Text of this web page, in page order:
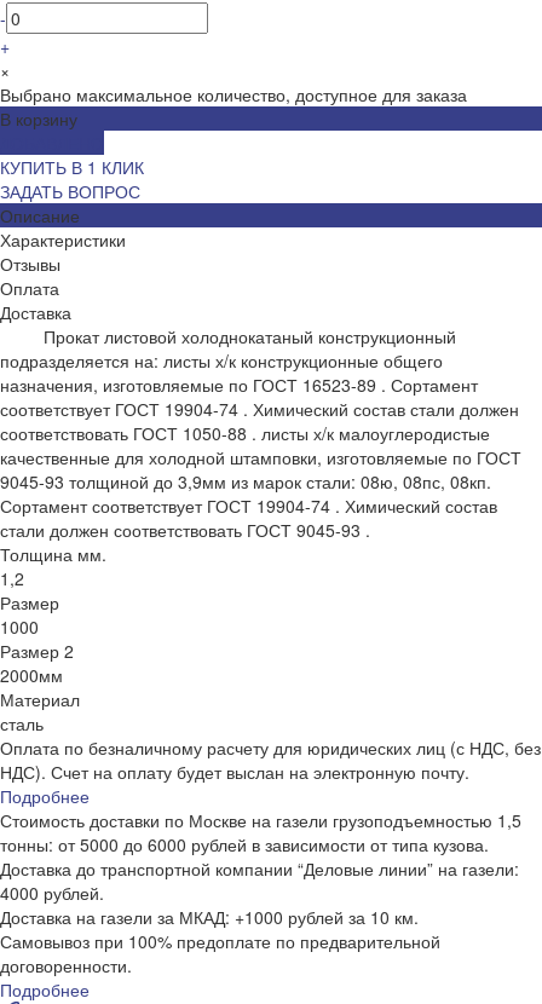
-
+
×
Выбрано максимальное количество, доступное для заказа
В корзину
КУПИТЬ В 1 КЛИК
ЗАДАТЬ ВОПРОС
Описание
Характеристики
Отзывы
Оплата
Доставка
Прокат листовой холоднокатаный конструкционный
подразделяется на: листы х/к конструкционные общего
назначения, изготовляемые по ГОСТ 16523-89 . Сортамент
соответствует ГОСТ 19904-74 . Химический состав стали должен
соответствовать ГОСТ 1050-88 . листы х/к малоуглеродистые
качественные для холодной штамповки, изготовляемые по ГОСТ
9045-93 толщиной до 3,9мм из марок стали: 08ю, 08пс, 08кп.
Сортамент соответствует ГОСТ 19904-74 . Химический состав
стали должен соответствовать ГОСТ 9045-93 .
Толщина мм.
1,2
Размер
1000
Размер 2
2000мм
Материал
сталь
Оплата по безналичному расчету для юридических лиц (с НДС, без
НДС). Счет на оплату будет выслан на электронную почту.
Подробнее
Стоимость доставки по Москве на газели грузоподъемностью 1,5
тонны: от 5000 до 6000 рублей в зависимости от типа кузова.
Доставка до транспортной компании “Деловые линии” на газели:
4000 рублей.
Доставка на газели за МКАД: +1000 рублей за 10 км.
Самовывоз при 100% предоплате по предварительной
договоренности.
Подробнее